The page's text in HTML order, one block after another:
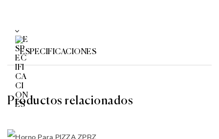
ESPECIFICACIONES
Productos relacionados